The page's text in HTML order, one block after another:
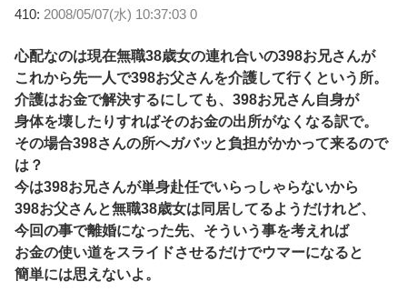
410: 2008/05/07(水) 10:37:03 0
心配なのは現在無職38歳女の連れ合いの398お兄さんが
これから先一人で398お父さんを介護して行くという所。
介護はお金で解決するにしても、398お兄さん自身が
身体を壊したりすればそのお金の出所がなくなる訳で。
その場合398さんの所へガバッと負担がかかって来るので
は？
今は398お兄さんが単身赴任でいらっしゃらないから
398お父さんと無職38歳女は同居してるようだけれど、
今回の事で離婚になった先、そういう事を考えれば
お金の使い道をスライドさせるだけでウマーになると
簡単には思えないよ。